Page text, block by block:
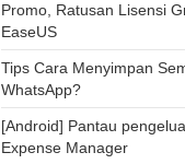
Promo, Ratusan Lisensi
EaseUS
Tips Cara Menyimpan
WhatsApp?
[Android] Pantau
Expense Manager